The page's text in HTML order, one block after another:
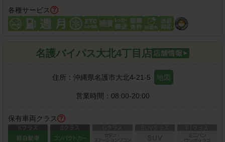
各種サービス
名護バイパス大北4丁目店
住所： 沖縄県名護市大北4-21-5 地図
営業時間： 08:00-20:00
保有車両クラス